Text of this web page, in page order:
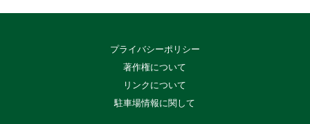
プライバシーポリシー
著作権について
リンクについて
駐車場情報に関して